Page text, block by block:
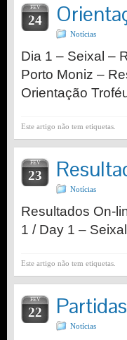
FEV
24
Notícias
Dia 1 – Seixal –
Porto Moniz –
Orientação
Este artigo não tem etiquetas.
FEV
23
Notícias
Resultados On-
1 / Day 1 – Seixal
Este artigo não tem etiquetas.
FEV
22
Notícias